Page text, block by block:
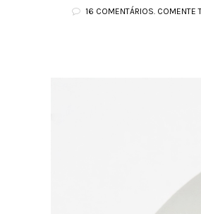
16 COMENTÁRIOS. COMENTE